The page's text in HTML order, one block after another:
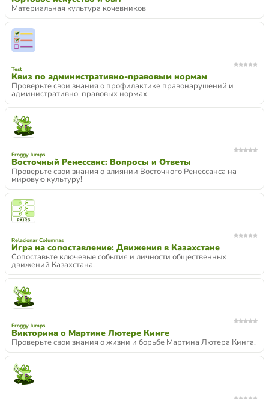
Материальная культура кочевников
Test
Квиз по административно-правовым нормам
Проверьте свои знания о профилактике правонарушений и
административно-правовых нормах.
Froggy Jumps
Восточный Ренессанс: Вопросы и Ответы
Проверьте свои знания о влиянии Восточного Ренессанса на
мировую культуру!
Relacionar Columnas
Игра на сопоставление: Движения в Казахстане
Сопоставьте ключевые события и личности общественных
движений Казахстана.
Froggy Jumps
Викторина о Мартине Лютере Кинге
Проверьте свои знания о жизни и борьбе Мартина Лютера Кинга.